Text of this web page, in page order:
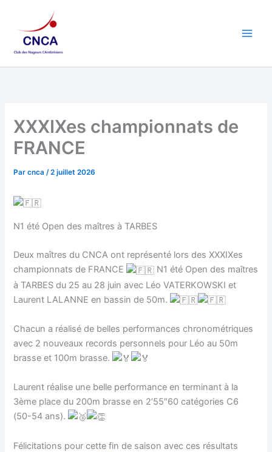
contenu
XXXIXes championnats de
FRANCE
Parcnca/2 juillet 2026
N1 été Open des maîtres à TARBES
Deux maîtres du CNCA ont représenté lors des XXXIXes
championnats de FRANCE
N1 été Open des maîtres
à TARBES du 25 au 28 juin avec Léo VATERKOWSKI et
Laurent LALANNE en bassin de 50m.
Chacun a réalisé de belles performances chronométriques
avec 2 nouveaux records personnels pour Léo au 50m
brasse et 100m brasse.
Laurent réalise une belle performance en terminant à la
3ème place du 200m brasse en 2’55″60 catégories C6
(50-54 ans).
Félicitations pour cette fin de saison avec ces résultats